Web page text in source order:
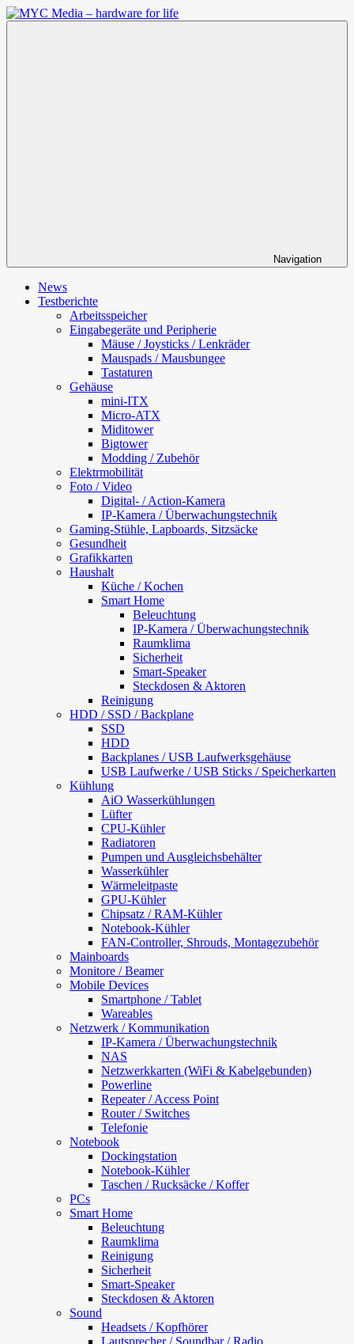
Zum
Inhalt
Navigation
News
Testberichte
Arbeitsspeicher
Eingabegeräte und Peripherie
Mäuse / Joysticks / Lenkräder
Mauspads / Mausbungee
Tastaturen
Gehäuse
mini-ITX
Micro-ATX
Miditower
Bigtower
Modding / Zubehör
Elektrmobilität
Foto / Video
Digital- / Action-Kamera
IP-Kamera / Überwachungstechnik
Gaming-Stühle, Lapboards, Sitzsäcke
Gesundheit
Grafikkarten
Haushalt
Küche / Kochen
Smart Home
Beleuchtung
IP-Kamera / Überwachungstechnik
Raumklima
Sicherheit
Smart-Speaker
Steckdosen & Aktoren
Reinigung
HDD / SSD / Backplane
SSD
HDD
Backplanes / USB Laufwerksgehäuse
USB Laufwerke / USB Sticks / Speicherkarten
Kühlung
AiO Wasserkühlungen
Lüfter
CPU-Kühler
Radiatoren
Pumpen und Ausgleichsbehälter
Wasserkühler
Wärmeleitpaste
GPU-Kühler
Chipsatz / RAM-Kühler
Notebook-Kühler
FAN-Controller, Shrouds, Montagezubehör
Mainboards
Monitore / Beamer
Mobile Devices
Smartphone / Tablet
Wareables
Netzwerk / Kommunikation
IP-Kamera / Überwachungstechnik
NAS
Netzwerkkarten (WiFi & Kabelgebunden)
Powerline
Repeater / Access Point
Router / Switches
Telefonie
Notebook
Dockingstation
Notebook-Kühler
Taschen / Rucksäcke / Koffer
PCs
Smart Home
Beleuchtung
Raumklima
Reinigung
Sicherheit
Smart-Speaker
Steckdosen & Aktoren
Sound
Headsets / Kopfhörer
Lautsprecher / Soundbar / Radio